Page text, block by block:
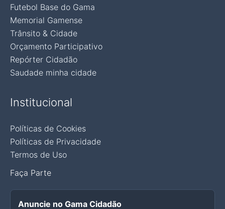
Futebol Base do Gama
Memorial Gamense
Trânsito & Cidade
Orçamento Participativo
Repórter Cidadão
Saudade minha cidade
Institucional
Políticas de Cookies
Políticas de Privacidade
Termos de Uso
Faça Parte
Anuncie no Gama Cidadão